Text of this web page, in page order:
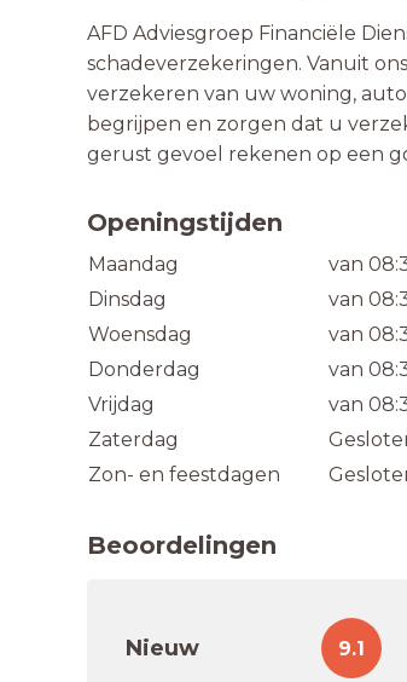
AFD Adviesgroep Financiële
schadeverzekeringen. Vanuit
verzekeren van uw woning,
begrijpen en zorgen dat u
gerust gevoel rekenen op een
Openingstijden
Maandag
van
Dinsdag
van
Woensdag
van
Donderdag
van
Vrijdag
van
Zaterdag
Zon- en feestdagen
Beoordelingen
Nieuw 9.1